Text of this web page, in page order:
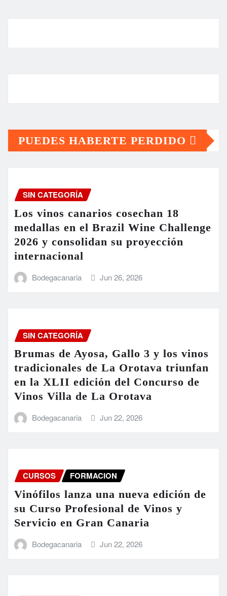
PUEDES HABERTE PERDIDO
SIN CATEGORÍA
Los vinos canarios cosechan 18
medallas en el Brazil Wine Challenge
2026 y consolidan su proyección
internacional
Bodegacanaria Jun 26, 2026
SIN CATEGORÍA
Brumas de Ayosa, Gallo 3 y los vinos
tradicionales de La Orotava triunfan
en la XLII edición del Concurso de
Vinos Villa de La Orotava
Bodegacanaria Jun 22, 2026
CURSOS FORMACION
Vinófilos lanza una nueva edición de
su Curso Profesional de Vinos y
Servicio en Gran Canaria
Bodegacanaria Jun 22, 2026